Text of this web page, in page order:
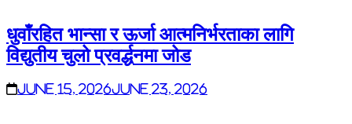
धुवाँरहित भान्सा र ऊर्जा आत्मनिर्भरताका लागि
विद्युतीय चुलो प्रवर्द्धनमा जोड
June 15, 2026June 23, 2026